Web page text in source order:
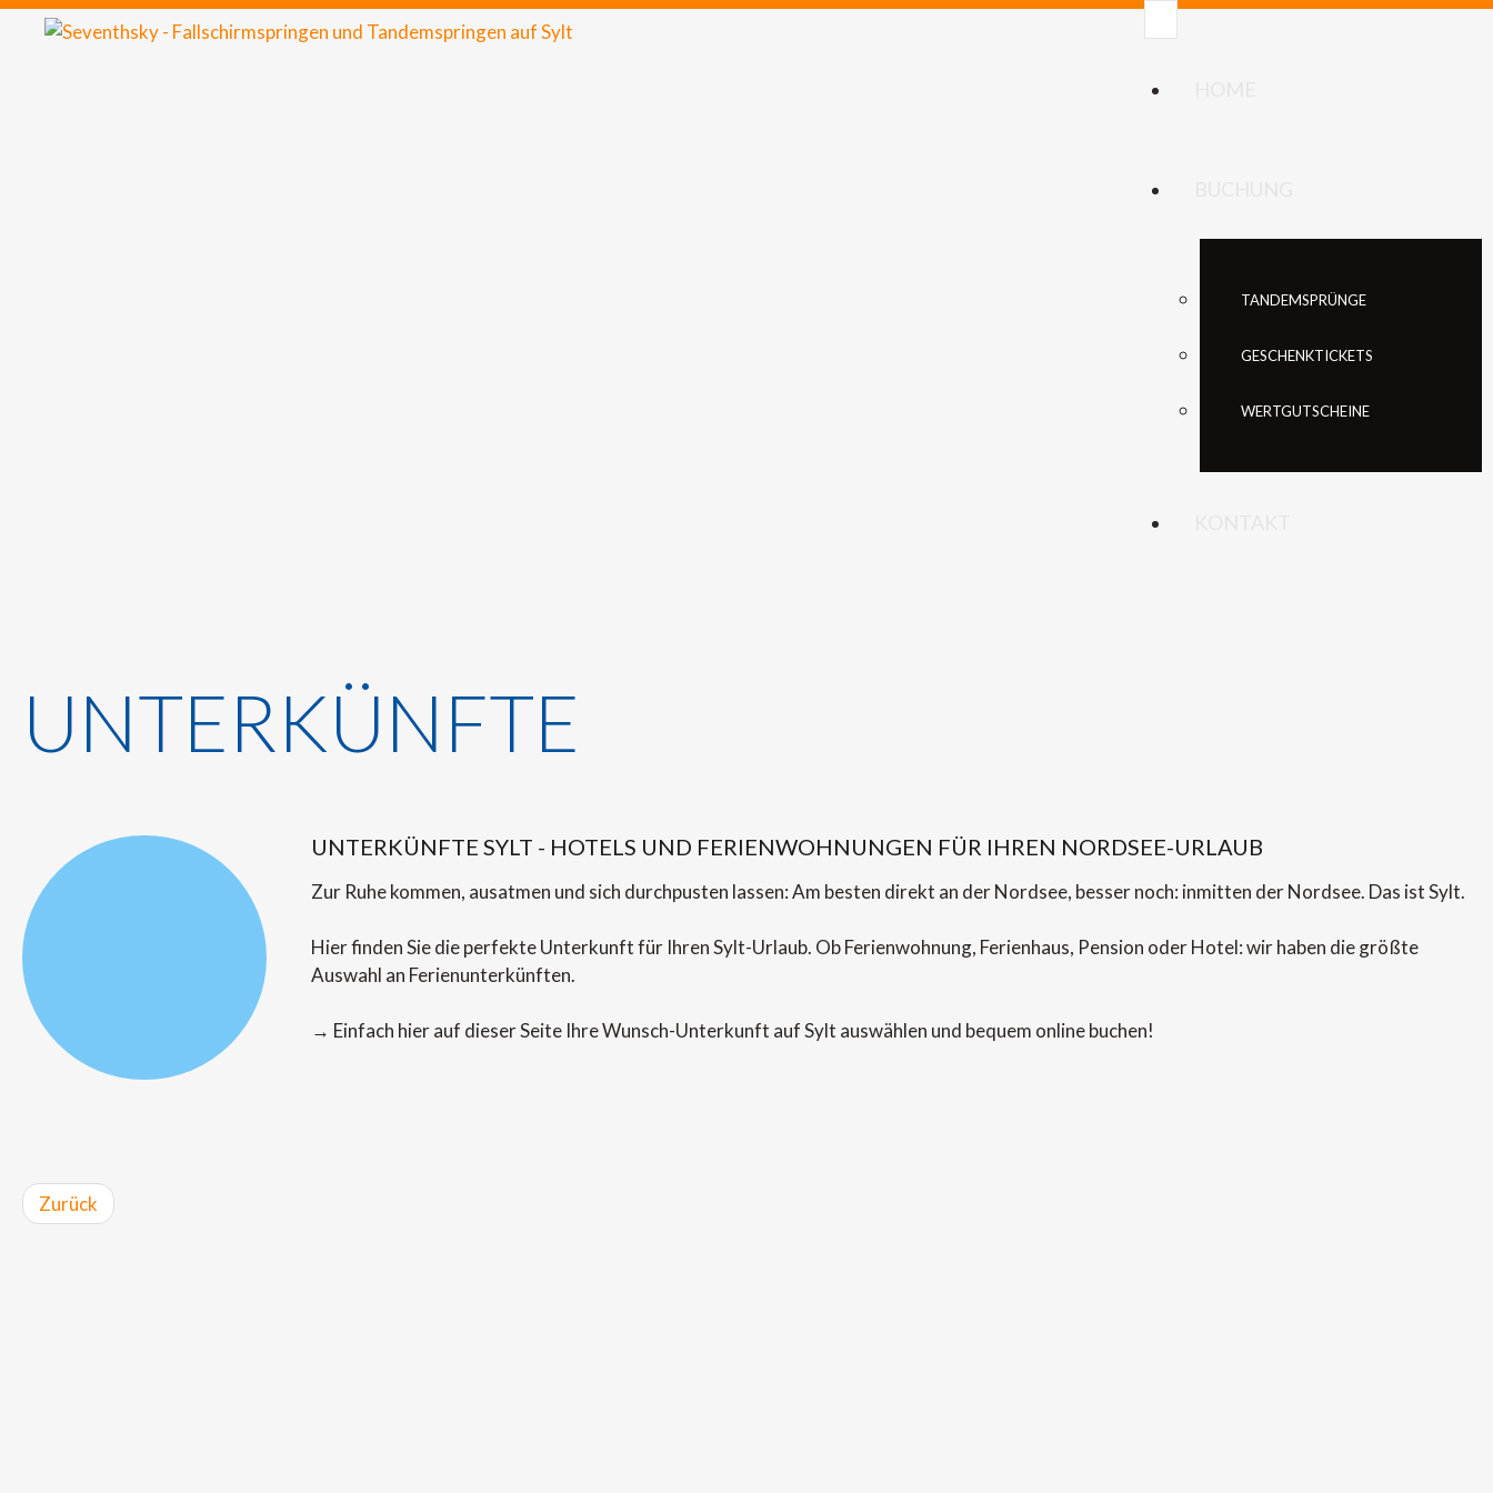
TANDEMSPRÜNGE
GESCHENKTICKETS
WERTGUTSCHEINE
UNTERKÜNFTE
UNTERKÜNFTE SYLT - HOTELS UND FERIENWOHNUNGEN FÜR IHREN NORDSEE-URLAUB
Zur Ruhe kommen, ausatmen und sich durchpusten lassen: Am besten direkt an der Nordsee, besser noch: inmitten der Nordsee. Das ist Sylt.
Hier finden Sie die perfekte Unterkunft für Ihren Sylt-Urlaub. Ob Ferienwohnung, Ferienhaus, Pension oder Hotel: wir haben die größte
Auswahl an Ferienunterkünften.
→ Einfach hier auf dieser Seite Ihre Wunsch-Unterkunft auf Sylt auswählen und bequem online buchen!
Zurück